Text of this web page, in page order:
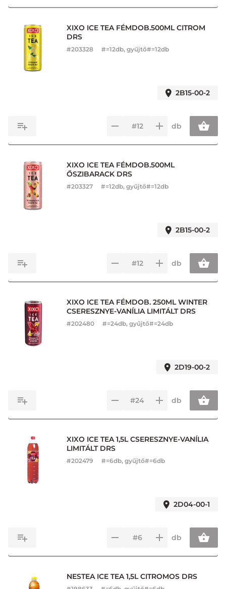
XIXO ICE TEA FÉMDOB.500ML CITROM
DRS
#203328 #=12db, gyűjtő#=12db
2B15-00-2
db
XIXO ICE TEA FÉMDOB.500ML
ŐSZIBARACK DRS
#203327 #=12db, gyűjtő#=12db
2B15-00-2
db
XIXO ICE TEA FÉMDOB. 250ML WINTER
CSERESZNYE-VANÍLIA LIMITÁLT DRS
#202480 #=24db, gyűjtő#=24db
2D19-00-2
db
XIXO ICE TEA 1,5L CSERESZNYE-VANÍLIA
LIMITÁLT DRS
#202479 #=6db, gyűjtő#=6db
2D04-00-1
db
NESTEA ICE TEA 1,5L CITROMOS DRS